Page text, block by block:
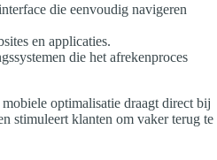
die eenvoudig navigeren
en applicaties.
die het afrekenproces
optimalisatie draagt direct bij
stimuleert klanten om vaker terug te